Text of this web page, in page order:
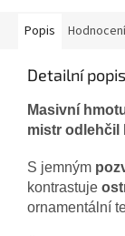
Popis Hodnocení
Detailní
Masivní
mistr odlehčil
S jemným
kontrastuje
ornamentální